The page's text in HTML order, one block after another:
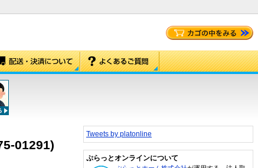
01291)
Tweets by platonline
ぷらっとオンラインについて